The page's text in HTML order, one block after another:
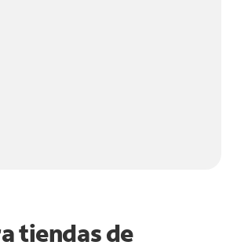
tiendas de